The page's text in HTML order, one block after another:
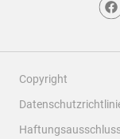
Copyright